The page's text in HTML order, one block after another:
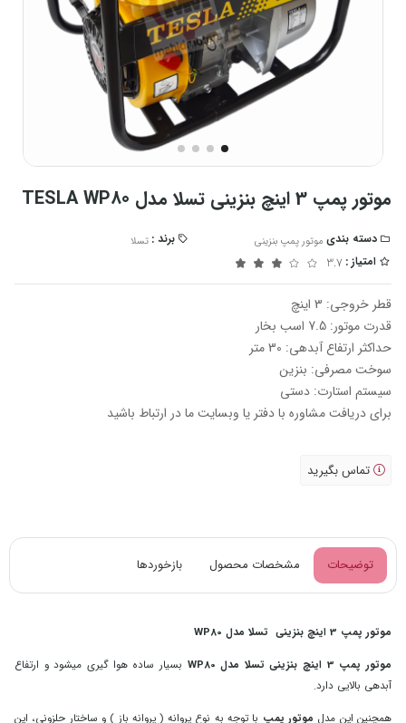
موتور پمپ 3 اینچ بنزینی تسلا مدل TESLA WP80
دسته بندی موتور پمپ بنزینی برند : تسلا
امتیاز : 3.7
قطر خروجی: 3 اینچ
قدرت موتور: 7.5 اسب بخار
حداکثر ارتفاع آبدهی: 30 متر
سوخت مصرفی: بنزین
سیستم استارت: دستی
برای دریافت مشاوره با دفتر یا وبسایت ما در ارتباط باشید
تماس بگیرید
توضیحات مشخصات محصول بازخوردها
موتور پمپ 3 اینچ بنزینی تسلا مدل WP80
موتور پمپ 3 اینچ بنزینی تسلا مدل WP80
بسیار ساده هوا گیری میشود و ارتفاع
آبدهی بالایی دارد.
همچنین این مدل موتور پمپ با توجه به نوع پروانه ( پروانه باز ) و ساختار حلزونی، این